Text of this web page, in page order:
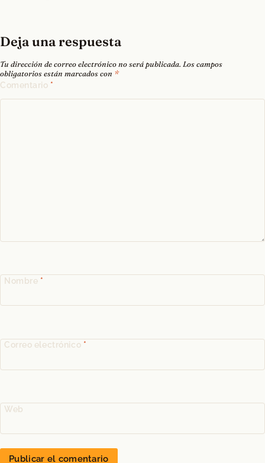
Deja una respuesta
Tu dirección de correo electrónico no será publicada. Los campos
obligatorios están marcados con *
Comentario *
Nombre *
Correo electrónico *
Web